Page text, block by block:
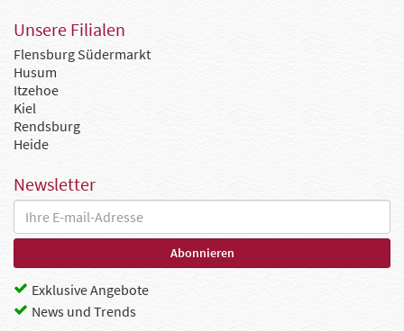
Unsere Filialen
Flensburg Südermarkt
Husum
Itzehoe
Kiel
Rendsburg
Heide
Newsletter
Exklusive Angebote
News und Trends